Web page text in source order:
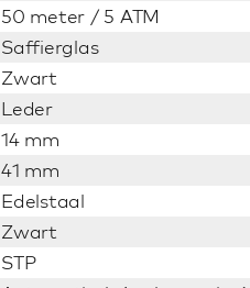
50 meter / 5 ATM
Saffierglas
Zwart
Leder
14 mm
41 mm
Edelstaal
Zwart
STP